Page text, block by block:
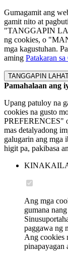
Gumagamit ang
gamit nito at
"TANGGAPIN
ng cookies, o
mga kagustuhan.
aming Patakaran
TANGGAPIN
Pamahalaan ang
Upang patuloy na
cookies na gusto
PREFERENCES"
mas detalyadong
galugarin ang mga
higit pa, pakibasa
Ang mga
gumana
paggawa ng
Ang cookies
pinapayagan